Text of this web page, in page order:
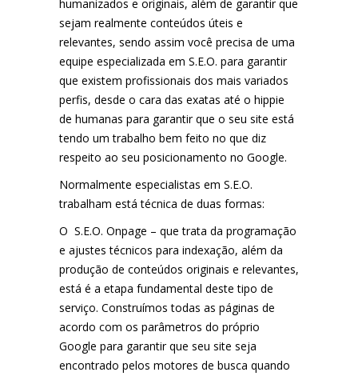
humanizados e originais, além de garantir que
sejam realmente conteúdos úteis e
relevantes, sendo assim você precisa de uma
equipe especializada em S.E.O. para garantir
que existem profissionais dos mais variados
perfis, desde o cara das exatas até o hippie
de humanas para garantir que o seu site está
tendo um trabalho bem feito no que diz
respeito ao seu posicionamento no Google.
Normalmente especialistas em S.E.O.
trabalham está técnica de duas formas:
O S.E.O. Onpage – que trata da programação
e ajustes técnicos para indexação, além da
produção de conteúdos originais e relevantes,
está é a etapa fundamental deste tipo de
serviço. Construímos todas as páginas de
acordo com os parâmetros do próprio
Google para garantir que seu site seja
encontrado pelos motores de busca quando